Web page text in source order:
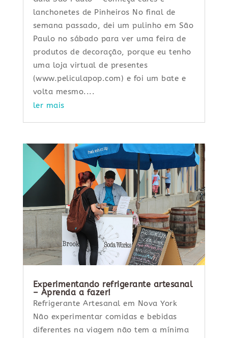
lanchonetes de Pinheiros No final de
semana passado, dei um pulinho em São
Paulo no sábado para ver uma feira de
produtos de decoração, porque eu tenho
uma loja virtual de presentes
(www.peliculapop.com) e foi um bate e
volta mesmo....
ler mais
Experimentando refrigerante artesanal
– Aprenda a fazer!
Refrigerante Artesanal em Nova York
Não experimentar comidas e bebidas
diferentes na viagem não tem a mínima